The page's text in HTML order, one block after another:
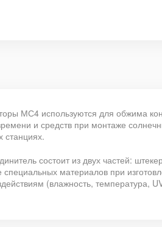
МС4 используются для обжима
и средств при монтаже
станциях.
состоит из двух частей:
материалов при
(влажность, температура,